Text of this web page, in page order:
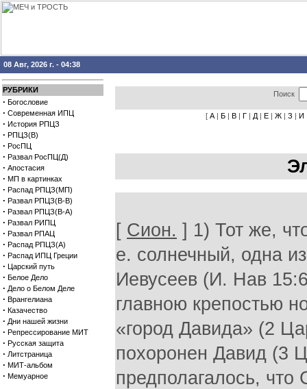
08 Авг, 2026 г. - 04:38
РУБРИКИ
· Богословие
· Современная ИПЦ
· История РПЦЗ
· РПЦЗ(В)
· РосПЦ
· Развал РосПЦ(Д)
· Апостасия
· МП в картинках
· Распад РПЦЗ(МП)
· Развал РПЦЗ(В-В)
· Развал РПЦЗ(В-А)
· Развал РИПЦ
· Развал РПАЦ
· Распад РПЦЗ(А)
· Распад ИПЦ Греции
· Царский путь
· Белое Дело
· Дело о Белом Деле
· Врангелиана
· Казачество
· Дни нашей жизни
· Репрессирование МИТ
· Русская защита
· Литстраница
· МИТ-альбом
· Мемуарное
Поиск
[ А | Б | В | Г | Д | Е | Ж | З | И
[ Сион. ] 1) Тот же,
е. солнечный, одна
Иевусеев (И. Нав
главною крепостью
«город Давида» (2
похоронен Давид (3
предполагалось,